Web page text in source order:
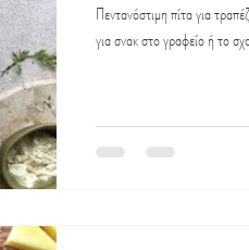
Πεντανόστιμη πίτα για
για σνακ στο γραφείο ή το